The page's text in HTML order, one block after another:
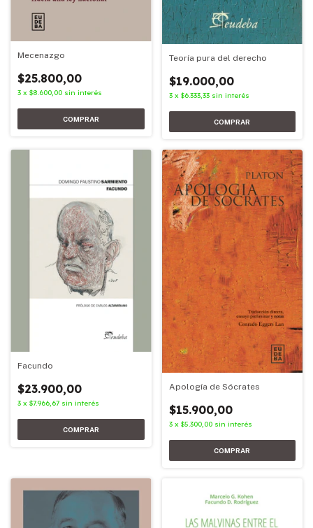
Mecenazgo
$25.800,00
3 x $8.600,00 sin interés
Teoría pura del derecho
$19.000,00
3 x $6.333,33 sin interés
Facundo
$23.900,00
3 x $7.966,67 sin interés
Apología de Sócrates
$15.900,00
3 x $5.300,00 sin interés